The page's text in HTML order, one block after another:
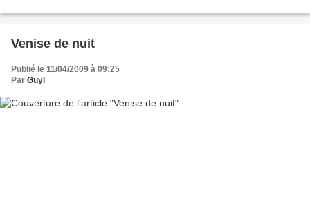
Venise de nuit
Publié le 11/04/2009 à 09:25
Par Guyl